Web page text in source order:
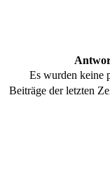
Es wurden keine
Beiträge der letzten